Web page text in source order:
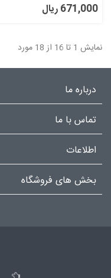
671,000 ریال
نمایش 1 تا 16 از 18 مورد
درباره ما
تماس با ما
اطلاعات
بخش های فروشگاه